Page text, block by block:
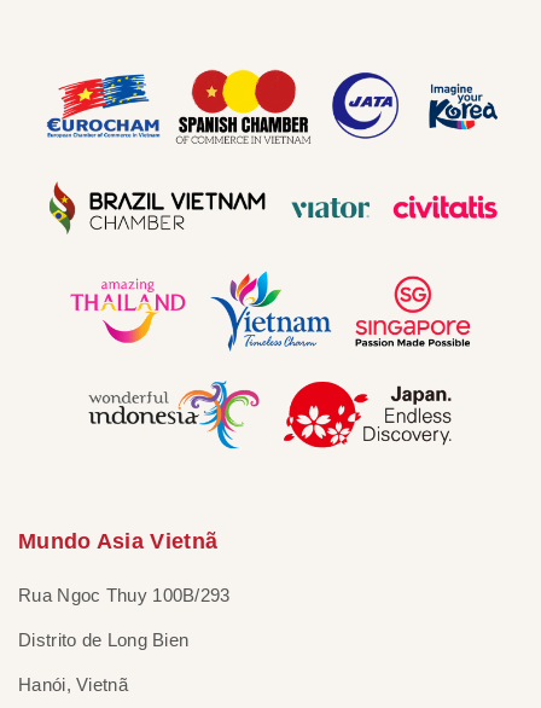
Mundo Asia Vietnã
Rua Ngoc Thuy 100B/293
Distrito de Long Bien
Hanói, Vietnã